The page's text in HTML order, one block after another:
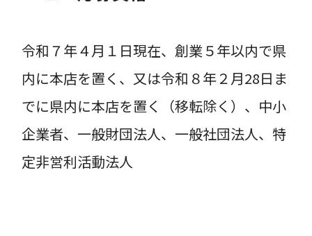
令和７年４月１日現在、創業５年以内で県
内に本店を置く、又は令和８年２月28日ま
でに県内に本店を置く（移転除く）、中小
企業者、一般財団法人、一般社団法人、特
定非営利活動法人